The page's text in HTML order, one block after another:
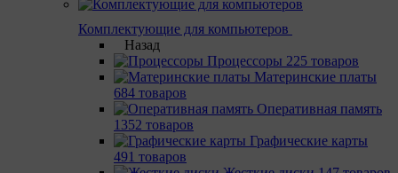
Комплектующие для компьютеров
Назад
Процессоры 225 товаров
Материнcкие платы
684 товаров
Оперативная память
1352 товаров
Графические карты
491 товаров